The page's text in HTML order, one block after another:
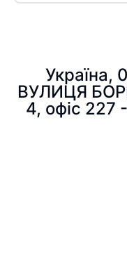
Україна,
ВУЛИЦЯ
4, офіс 227